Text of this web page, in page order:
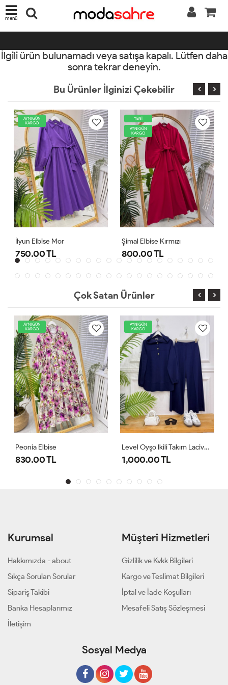
menü
İlgili ürün bulunamadı veya satışa kapalı. Lütfen daha
sonra tekrar deneyin.
Bu Ürünler İlginizi Çekebilir
YENİ
AYNIGÜN
KARGO
Şimal Elbise Kırmızı
800.00 TL
AYNIGÜN
KARGO
1,000.00 TL
Çok Satan Ürünler
AYNIGÜN
KARGO
Level Oyşo Ikili Takım Lacivert
1,000.00 TL
AYNIGÜN
KARGO
Zeren Elbise
Kurumsal
Hakkımızda - about
Sıkça Sorulan Sorular
Sipariş Takibi
Banka Hesaplarımız
İletişim
Müşteri Hizmetleri
Gizlilik ve Kvkk Bilgileri
Kargo ve Teslimat Bilgileri
İptal ve İade Koşulları
Mesafeli Satış Sözleşmesi
Sosyal Medya